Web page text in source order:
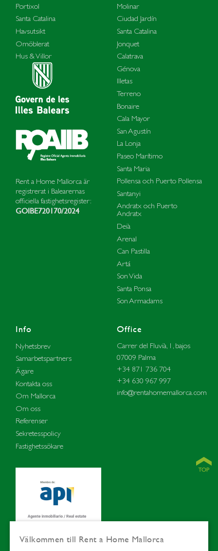
Portixol
Santa Catalina
Havsutsikt
Omöblerat
Hus & Villor
Rent a Home Mallorca är
registrerat i Balearernas
officiella fastighetsregister:
GOIBE720170/2024
Molinar
Ciudad Jardín
Santa Catalina
Jonquet
Calatrava
Génova
Illetas
Terreno
Bonaire
Cala Mayor
San Agustín
La Lonja
Paseo Marítimo
Santa Maria
Pollensa och Puerto Pollensa
Santanyi
Andratx och Puerto
Andratx
Deià
Arenal
Can Pastilla
Artá
Son Vida
Santa Ponsa
Son Armadams
Info
Nyhetsbrev
Samarbetspartners
Ägare
Kontakta oss
Om Mallorca
Om oss
Referenser
Sekretesspolicy
Fastighetssökare
Office
Carrer del Fluvià, 1, bajos
07009 Palma
+34 871 736 704
+34 630 967 997
info@rentahomemallorca.com
Välkommen till Rent a Home Mallorca